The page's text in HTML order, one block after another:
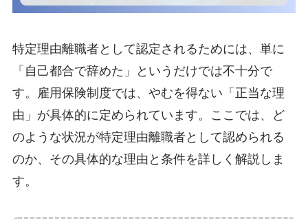
特定理由離職者として認定されるためには、単に
「自己都合で辞めた」というだけでは不十分で
す。雇用保険制度では、やむを得ない「正当な理
由」が具体的に定められています。ここでは、ど
のような状況が特定理由離職者として認められる
のか、その具体的な理由と条件を詳しく解説しま
す。